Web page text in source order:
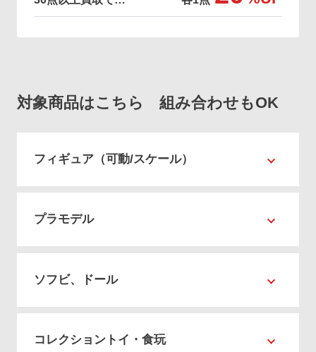
対象商品はこちら 組み合わせもOK
フィギュア（可動/スケール）
プラモデル
ソフビ、ドール
コレクショントイ・食玩